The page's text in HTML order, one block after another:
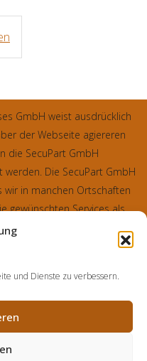
und Dienste zu verbessern.
GmbH weist ausdrücklich
der Webseite agiereren
die SecuPart GmbH
Die SecuPart GmbH
in manchen Ortschaften
gewünschten Services als
Ortstarif bieten. Neben
auch mit
Auftrages können wir
Preise der Fremdfirmen
gegenüber der
des Partners bitte dem